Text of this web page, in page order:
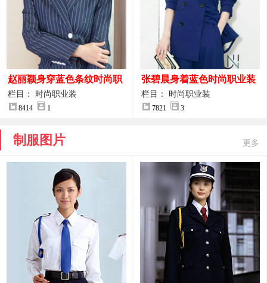
赵丽颖身穿蓝色条纹时尚职
业装图片
栏目： 时尚职业装
8414 1
张碧晨身着蓝色时尚职业装
服装图片
栏目： 时尚职业装
7821 3
制服图片 更多